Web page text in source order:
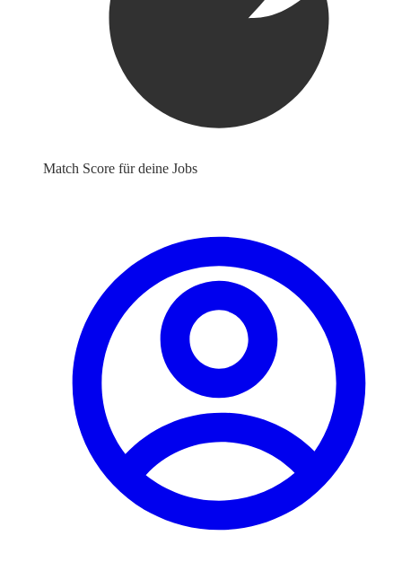
Match Score für deine Jobs